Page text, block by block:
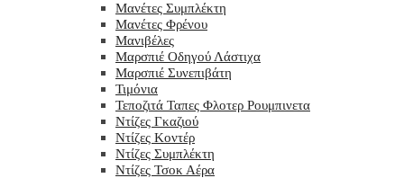
Μανέτες Συμπλέκτη
Μανέτες Φρένου
Μανιβέλες
Μαρσπιέ Οδηγού Λάστιχα
Μαρσπιέ Συνεπιβάτη
Τιμόνια
Τεποζιτά Ταπες Φλοτερ Ρουμπινετα
Ντίζες Γκαζιού
Ντίζες Κοντέρ
Ντίζες Συμπλέκτη
Ντίζες Τσοκ Αέρα